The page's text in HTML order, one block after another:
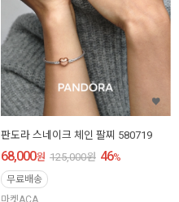
판도라 스네이크 체인 팔찌 580719
68,000원 125,000원 46%
무료배송
마켓ACA